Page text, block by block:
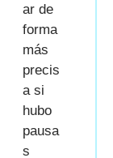
ar de
forma
más
precis
a si
hubo
pausa
s